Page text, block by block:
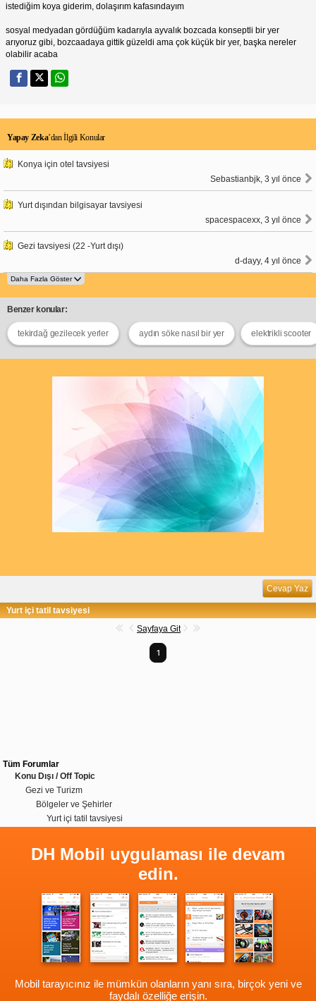
istediğim koya giderim, dolaşırım kafasındayım
sosyal medyadan gördüğüm kadarıyla ayvalık bozcada konseptli bir yer
arıyoruz gibi, bozcaadaya gittik güzeldi ama çok küçük bir yer, başka nereler
olabilir acaba
Yapay Zeka’dan İlgili Konular
Konya için otel tavsiyesi
Sebastianbjk, 3 yıl önce
Yurt dışından bilgisayar tavsiyesi
spacespacexx, 3 yıl önce
Gezi tavsiyesi (22 -Yurt dışı)
d-dayy, 4 yıl önce
Benzer konular:
tekirdağ gezilecek yerler aydın söke nasıl bir yer elektrikli scooter
Cevap Yaz
Yurt içi tatil tavsiyesi
Sayfaya Git
1
Tüm Forumlar
Konu Dışı / Off Topic
Gezi ve Turizm
Bölgeler ve Şehirler
Yurt içi tatil tavsiyesi
DH Mobil uygulaması ile devam
edin.
Mobil tarayıcınız ile mümkün olanların yanı sıra, birçok yeni ve
faydalı özelliğe erişin.